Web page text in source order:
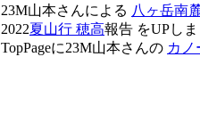
23M山本さんによる 八ヶ岳南
2022夏山行 穂高報告 をUPしま
TopPageに23M山本さんの カノ